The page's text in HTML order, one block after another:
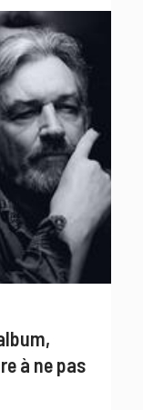
à ne pas